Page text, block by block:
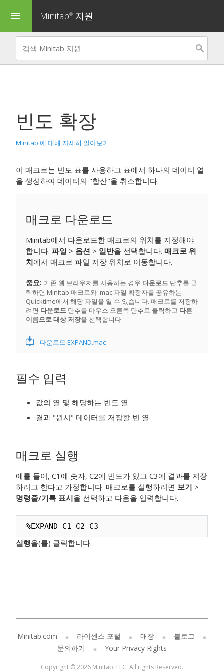
menu Minitab® 지원
빈도 확장
Minitab 에 대해 자세히 알아보기
이 매크로는 빈도 표를 사용하고 표에서 하나의 데이터 열
을 생성하여 데이터의 "합산"을 취소합니다.
매크로 다운로드
Minitab에서 다운로드한 매크로의 위치를 지정해야
합니다. 파일 > 옵션 > 일반을 선택합니다. 매크로 위
치에서 매크로 파일 저장 위치로 이동합니다.
중요 기존 웹 브라우저를 사용하는 경우 다운로드 단추를 클
릭하면 Minitab 매크로와 .mac 파일 확장자를 공유하는
Quicktime에서 해당 파일을 열 수 있습니다. 매크로를 저장하
려면 다운로드 단추를 마우스 오른쪽 단추로 클릭하고 다른
이름으로 대상 저장을 선택합니다.
다운로드 EXPAND.mac
필수 입력
값의 열 및 해당하는 빈도 열
결과 "원시" 데이터를 저장할 빈 열
매크로 실행
예를 들어, C1에 숫자, C2에 빈도가 있고 C3에 결과를 저장
하려고 한다고 가정합니다. 매크로를 실행하려면 보기 >
명령줄/기록 표시을 선택하고 다음을 입력합니다.
%EXPAND C1 C2 C3
실행을(를) 클릭합니다.
Minitab.com 라이센스 포털 매장
블로그
문의하기
Your Privacy Rights
Copyright © 2026 Minitab, LLC. All rights Reserved.